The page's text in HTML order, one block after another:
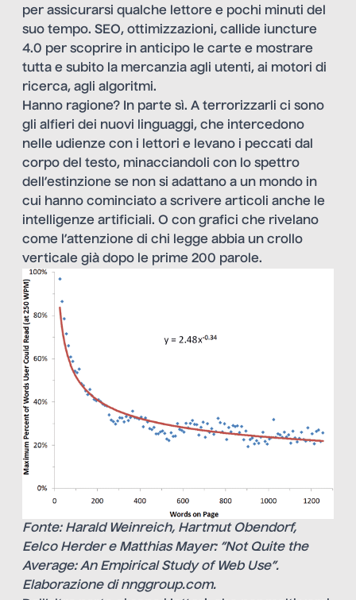
per assicurarsi qualche lettore e pochi minuti del
suo tempo. SEO, ottimizzazioni, callide iuncture
4.0 per scoprire in anticipo le carte e mostrare
tutta e subito la mercanzia agli utenti, ai motori di
ricerca, agli algoritmi.
Hanno ragione? In parte sì. A terrorizzarli ci sono
gli alfieri dei nuovi linguaggi, che intercedono
nelle udienze con i lettori e levano i peccati dal
corpo del testo, minacciandoli con lo spettro
dell’estinzione se non si adattano a un mondo in
cui hanno cominciato a scrivere articoli anche le
intelligenze artificiali. O con grafici che rivelano
come l’attenzione di chi legge abbia un crollo
verticale già dopo le prime 200 parole.
Fonte: Harald Weinreich, Hartmut Obendorf,
Eelco Herder e Matthias Mayer: “Not Quite the
Average: An Empirical Study of Web Use”.
Elaborazione di nnggroup.com.